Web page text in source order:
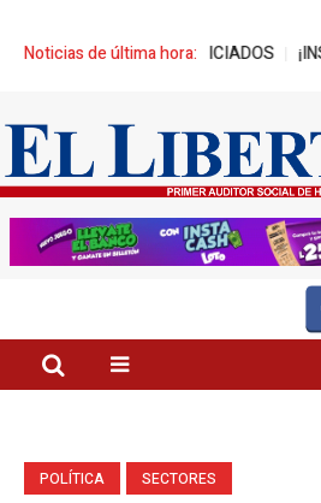
Noticias de última hora:
BENEFICIADOS ¡INSÓLITO!
POLÍTICA SECTORES